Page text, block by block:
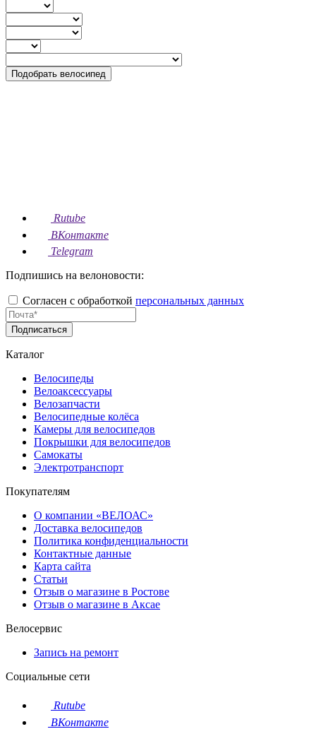
Подобрать велосипед
Rutube
ВКонтакте
Telegram
Подпишись на велоновости:
Согласен с обработкой персональных данных
Подписаться
Каталог
Велосипеды
Велоаксессуары
Велозапчасти
Велосипедные колёса
Камеры для велосипедов
Покрышки для велосипедов
Самокаты
Электротранспорт
Покупателям
О компании «ВЕЛОАС»
Доставка велосипедов
Политика конфиденциальности
Контактные данные
Карта сайта
Статьи
Отзыв о магазине в Ростове
Отзыв о магазине в Аксае
Велосервис
Запись на ремонт
Социальные сети
Rutube
ВКонтакте